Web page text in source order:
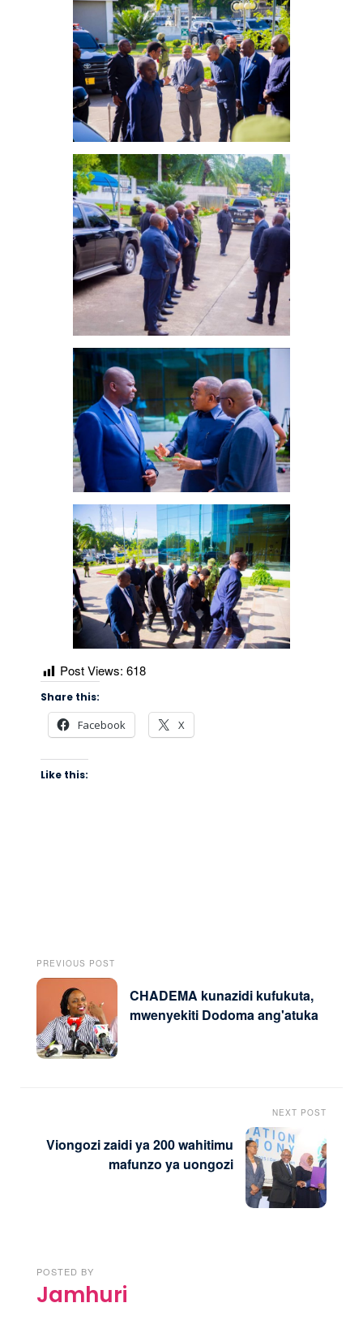
Post Views: 618
Share this:
Facebook X
Like this:
PREVIOUS POST
CHADEMA kunazidi kufukuta,
mwenyekiti Dodoma ang'atuka
NEXT POST
Viongozi zaidi ya 200 wahitimu
mafunzo ya uongozi
POSTED BY
Jamhuri